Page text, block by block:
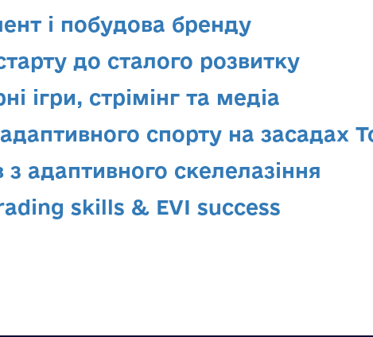
і побудова бренду
до сталого розвитку
ігри, стрімінг та медіа
адаптивного спорту на засадах
з адаптивного скелелазіння
skills & EVI success